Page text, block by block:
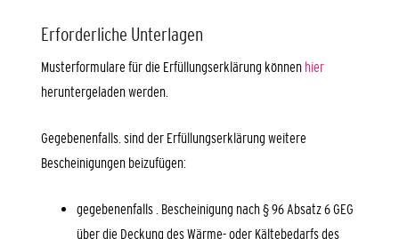
Erforderliche Unterlagen
Musterformulare für die Erfüllungserklärung können hier
heruntergeladen werden.
Gegebenenfalls. sind der Erfüllungserklärung weitere
Bescheinigungen beizufügen:
gegebenenfalls . Bescheinigung nach § 96 Absatz 6 GEG
über die Deckung des Wärme- oder Kältebedarfs des